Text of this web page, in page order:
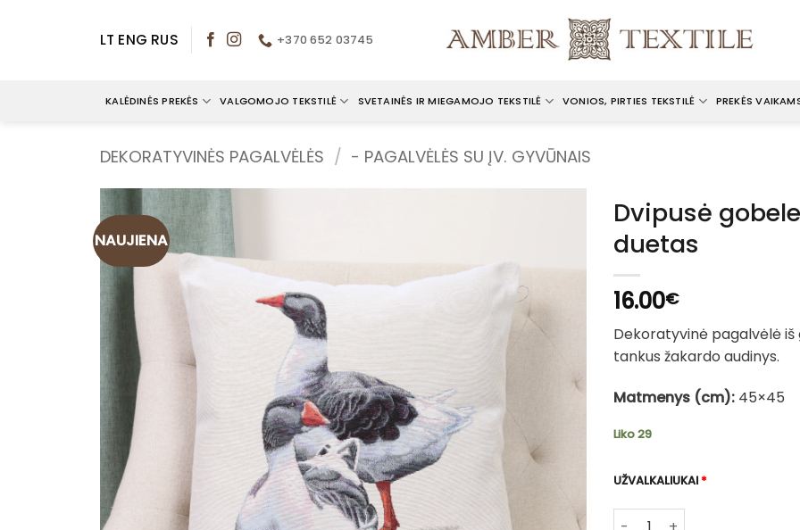
LT ENG RUS +370 652 03745
KALĖDINĖS PREKĖS VALGOMOJO TEKSTILĖ SVETAINĖS IR MIEGAMOJO TEKSTILĖ VONIOS, PIRTIES TEKSTILĖ PREKĖS
DEKORATYVINĖS PAGALVĖLĖS / - PAGALVĖLĖS SU ĮV. GYVŪNAIS
NAUJIENA
Dvipusė
duetas
16.00€
Dekoratyvinė pagalvėlė
tankus žakardo audinys.
Matmenys (cm): 45×45
Liko 29
UŽVALKALIUKAI*
produkto kiekis: Dvipusė